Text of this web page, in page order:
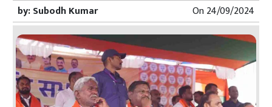
by:Subodh Kumar On24/09/2024